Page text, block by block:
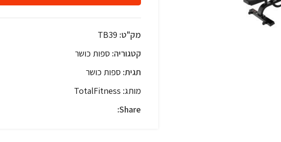
מק"ט: TB39
קטגוריה: ספות כושר
תגית: ספות כושר
מותג: TotalFitness
Share: